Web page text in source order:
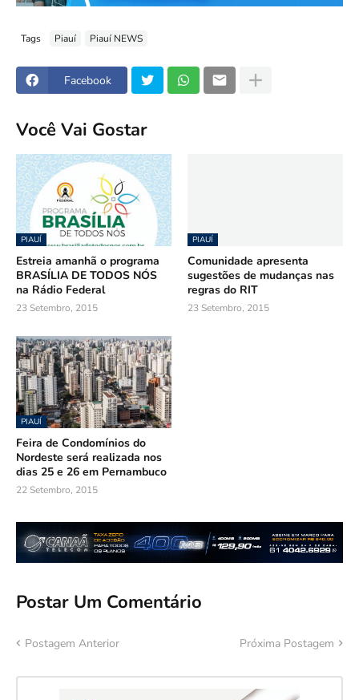
Tags Piauí Piauí NEWS
Facebook
Você Vai Gostar
PIAUÍ
Estreia amanhã o programa
BRASÍLIA DE TODOS NÓS
na Rádio Federal
23 Setembro, 2015
PIAUÍ
Comunidade apresenta
sugestões de mudanças nas
regras do RIT
23 Setembro, 2015
PIAUÍ
Feira de Condomínios do
Nordeste será realizada nos
dias 25 e 26 em Pernambuco
22 Setembro, 2015
Postar Um Comentário
Postagem Anterior Próxima Postagem